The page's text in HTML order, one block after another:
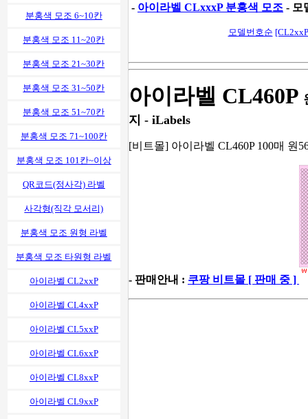
분홍색 모조 6~10칸
분홍색 모조 11~20칸
분홍색 모조 21~30칸
분홍색 모조 31~50칸
분홍색 모조 51~70칸
분홍색 모조 71~100칸
분홍색 모조 101칸~이상
QR코드(정사각) 라벨
사각형(직각 모서리)
분홍색 모조 원형 라벨
분홍색 모조 타원형 라벨
아이라벨 CL2xxP
아이라벨 CL4xxP
아이라벨 CL5xxP
아이라벨 CL6xxP
아이라벨 CL8xxP
아이라벨 CL9xxP
- 아이라벨 CLxxxP 분홍색 모조 - 모
모델번호순
아이라벨 CL460P
지 - iLabels
[비트몰] 아이라벨 CL460P 100매 원
- 판매안내 : 쿠팡 비트몰 [ 판매 중 ]